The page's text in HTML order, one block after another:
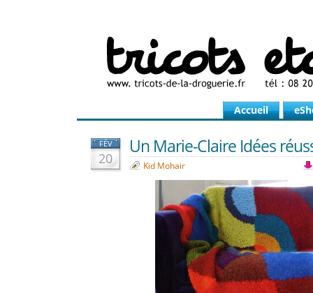
Accueil
FÉV
20
Un Marie-Claire Idées
Kid Mohair